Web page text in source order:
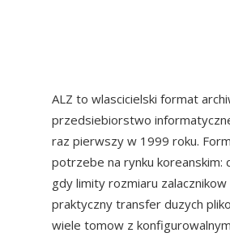
ALZ to wlascicielski format
przedsiebiorstwo
raz pierwszy w 1999 roku.
potrzebe na rynku
gdy limity rozmiaru
praktyczny transfer duzych
wiele tomow z